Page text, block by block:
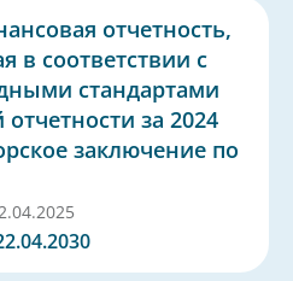
отчетность,
в соответствии с
стандартами
за 2024
заключение по